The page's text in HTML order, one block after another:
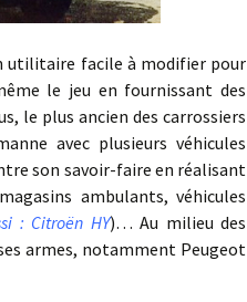
facile à modifier pour
le jeu en fournissant des
le plus ancien des carrossiers
avec plusieurs véhicules
son savoir-faire en réalisant
ambulants, véhicules
: Citroën HY)… Au milieu des
armes, notamment Peugeot